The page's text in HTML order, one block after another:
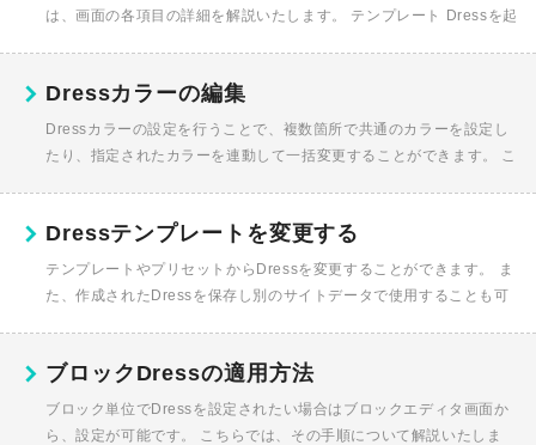
は、画面の各項目の詳細を解説いたします。 テンプレート Dressを起
Dressカラーの編集
Dressカラーの設定を行うことで、複数箇所で共通のカラーを設定し
たり、指定されたカラーを連動して一括変更することができます。 こ
Dressテンプレートを変更する
テンプレートやプリセットからDressを変更することができます。 ま
た、作成されたDressを保存し別のサイトデータで使用することも可
ブロックDressの適用方法
ブロック単位でDressを設定されたい場合はブロックエディタ画面か
ら、設定が可能です。 こちらでは、その手順について解説いたしま